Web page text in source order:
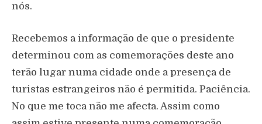
nós.
Recebemos a informação de que o presidente
determinou com as comemorações deste ano
terão lugar numa cidade onde a presença de
turistas estrangeiros não é permitida. Paciência.
No que me toca não me afecta. Assim como